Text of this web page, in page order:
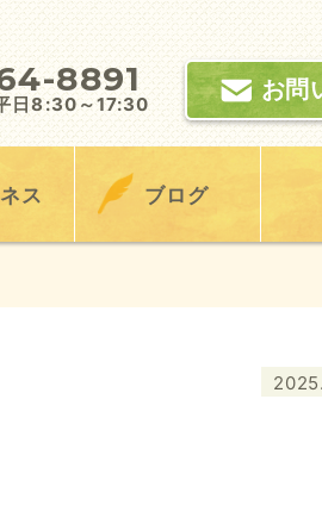
8891
日8:30～17:30
お問
ス ブログ